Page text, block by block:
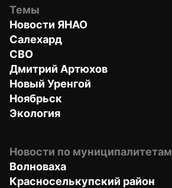
Темы
Новости ЯНАО
Салехард
СВО
Дмитрий Артюхов
Новый Уренгой
Ноябрьск
Экология
Новости по муниципалитетам
Волноваха
Красноселькупский район